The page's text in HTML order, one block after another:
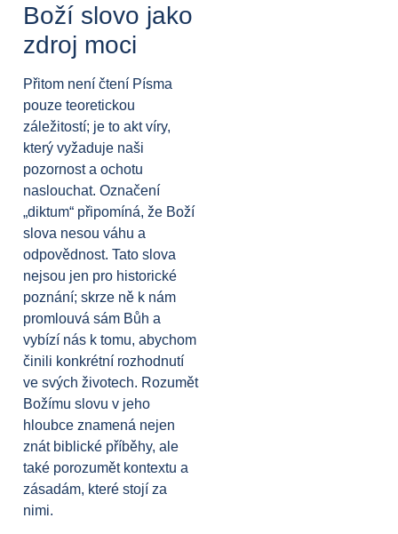
Boží slovo jako
zdroj moci
Přitom není čtení Písma
pouze teoretickou
záležitostí; je to akt víry,
který vyžaduje naši
pozornost a ochotu
naslouchat. Označení
„diktum“ připomíná, že Boží
slova nesou váhu a
odpovědnost. Tato slova
nejsou jen pro historické
poznání; skrze ně k nám
promlouvá sám Bůh a
vybízí nás k tomu, abychom
činili konkrétní rozhodnutí
ve svých životech. Rozumět
Božímu slovu v jeho
hloubce znamená nejen
znát biblické příběhy, ale
také porozumět kontextu a
zásadám, které stojí za
nimi.